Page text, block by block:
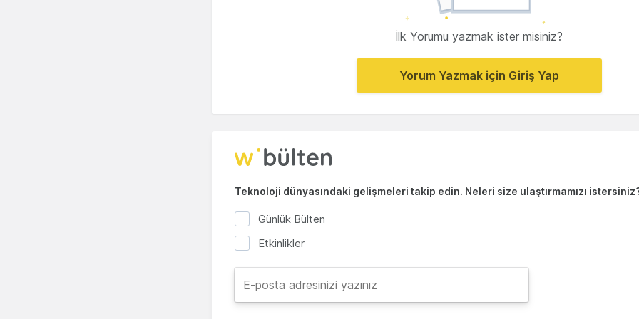
İlk Yorumu yazmak ister misiniz?
Yorum Yazmak için Giriş Yap
Teknoloji dünyasındaki gelişmeleri takip edin. Neleri size ulaştırmamızı
Günlük Bülten
Etkinlikler